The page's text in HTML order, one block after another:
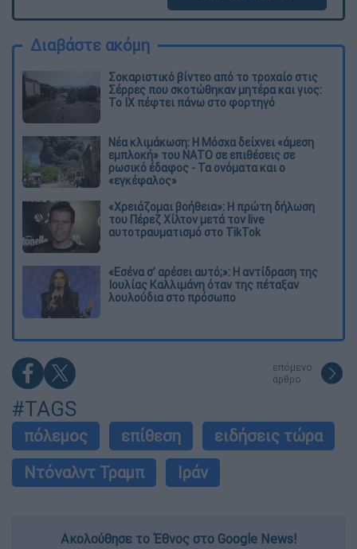
Διαβάστε ακόμη
Σοκαριστικό βίντεο από το τροχαίο στις
Σέρρες που σκοτώθηκαν μητέρα και γιος:
Το ΙΧ πέφτει πάνω στο φορτηγό
Νέα κλιμάκωση: Η Μόσχα δείχνει «άμεση
εμπλοκή» του ΝΑΤΟ σε επιθέσεις σε
ρωσικό έδαφος - Τα ονόματα και ο
«εγκέφαλος»
«Χρειάζομαι βοήθεια»: Η πρώτη δήλωση
του Πέρεζ Χίλτον μετά τον live
αυτοτραυματισμό στο TikTok
«Εσένα σ’ αρέσει αυτό;»: Η αντίδραση της
Ιουλίας Καλλιμάνη όταν της πέταξαν
λουλούδια στο πρόσωπο
επόμενο
άρθρο
#TAGS
πόλεμος επίθεση
ειδήσεις τώρα
Ντόναλντ Τραμπ
Ιράν
Ακολούθησε το Έθνος στο Google News!